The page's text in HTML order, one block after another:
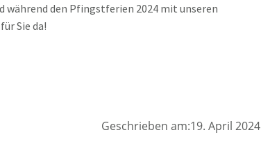
während den Pfingstferien 2024 mit unseren
Sie da!
Geschrieben am:19. April 2024